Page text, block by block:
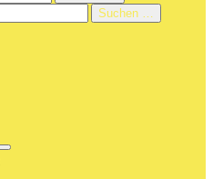
Suchen …